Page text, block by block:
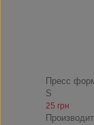
Пресс
S
25 грн